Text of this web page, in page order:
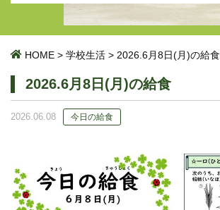
HOME > 学校生活 > 2026.6月8日(月)の給食
2026.6月8日(月)の給食
2026.06.08 今日の給食